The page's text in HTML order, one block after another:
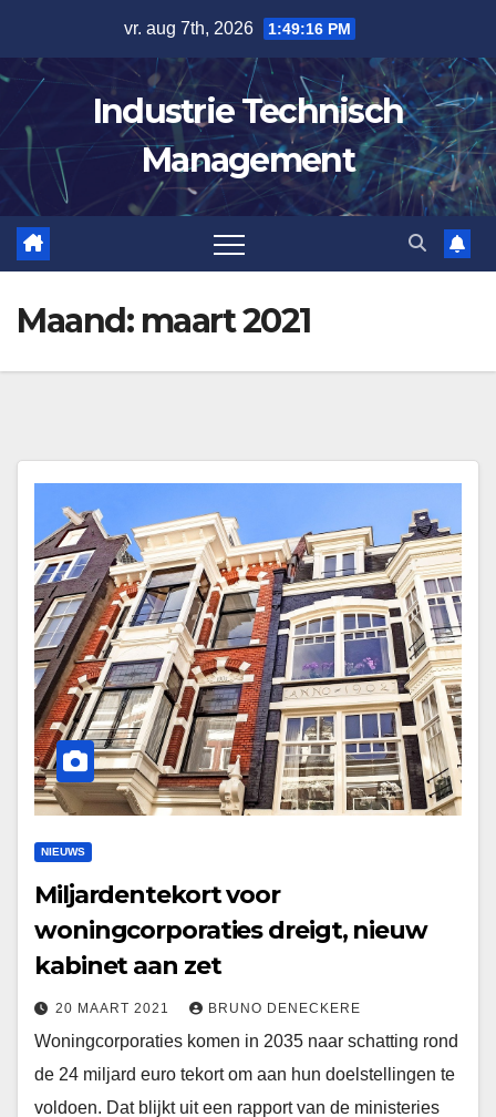
de
inhoud
vr. aug 7th, 2026 1:49:17 PM
Industrie Technisch
Management
Maand: maart 2021
NIEUWS
Miljardentekort voor
woningcorporaties dreigt, nieuw
kabinet aan zet
20 MAART 2021 BRUNO DENECKERE
Woningcorporaties komen in 2035 naar schatting rond
de 24 miljard euro tekort om aan hun doelstellingen te
voldoen. Dat blijkt uit een rapport van de ministeries